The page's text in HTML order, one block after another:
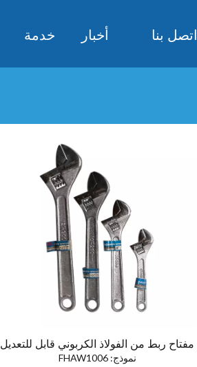
اتصل بنا أخبار خدمة
مفتاح ربط من الفولاذ الكربوني قابل للتعديل
نموذج: FHAW1006